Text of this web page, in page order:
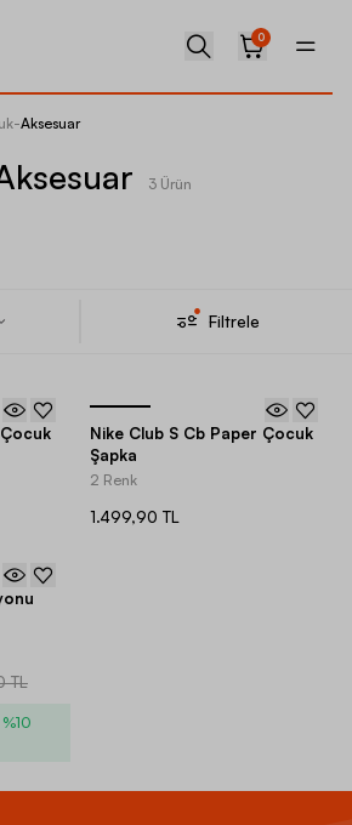
0
-Aksesuar
3 Ürün
Filtrele
Nike Club S Cb Paper Çocuk
Şapka
2 Renk
1.499,90 TL
TL